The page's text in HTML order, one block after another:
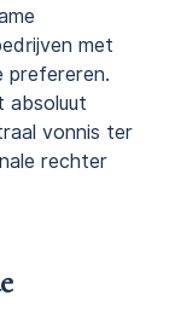
met
prefereren.
absoluut
vonnis ter
rechter